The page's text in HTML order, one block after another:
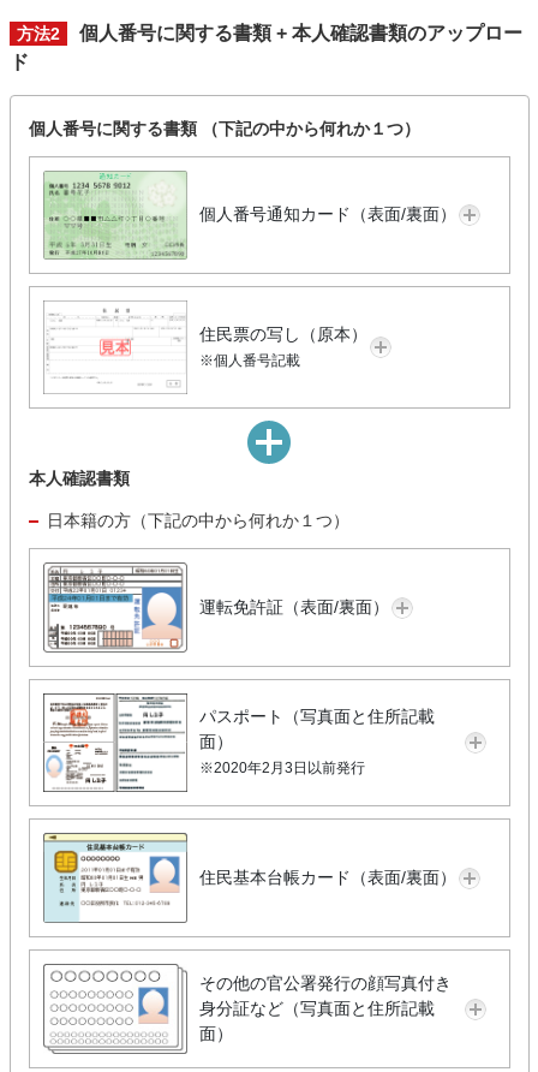
方法2
個人番号に関する書類 + 本人確認書類のアップロー
ド
個人番号に関する書類 （下記の中から何れか１つ）
個人番号通知カード（表面/裏面）
住民票の写し（原本）
※個人番号記載
本人確認書類
日本籍の方（下記の中から何れか１つ）
運転免許証（表面/裏面）
パスポート（写真面と住所記載
面）
※2020年2月3日以前発行
住民基本台帳カード（表面/裏面）
その他の官公署発行の顔写真付き
身分証など（写真面と住所記載
面）